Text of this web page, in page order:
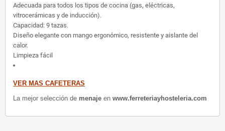
Adecuada para todos los tipos de cocina (gas, eléctricas,
vitrocerámicas y de inducción).
Capacidad: 9 tazas.
Diseño elegante con mango ergonómico, resistente y aislante del
calor.
Limpieza fácil
VER MAS CAFETERAS
La mejor selección de menaje en www.ferreteriayhosteleria.com